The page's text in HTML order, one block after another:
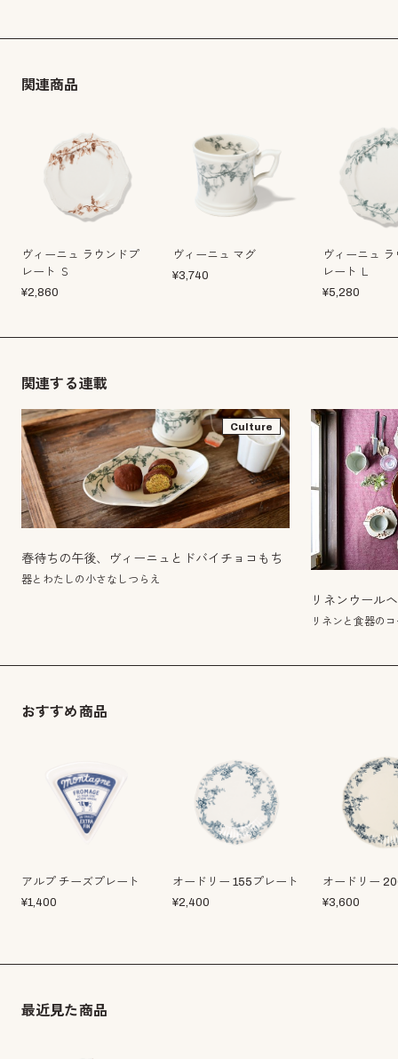
関連商品
ヴィーニュ ラウンドプ
レート Ｓ
¥2,860
ヴィーニュ マグ
¥3,740
ヴィーニュ
レート Ｌ
¥5,280
関連する連載
Culture
春待ちの午後、ヴィーニュとドバイチョコもち
器とわたしの小さなしつらえ
リネンウール
リネンと食器の
おすすめ商品
アルプ チーズプレート
¥1,400
オードリー 155プレート
¥2,400
オードリー
¥3,600
最近見た商品